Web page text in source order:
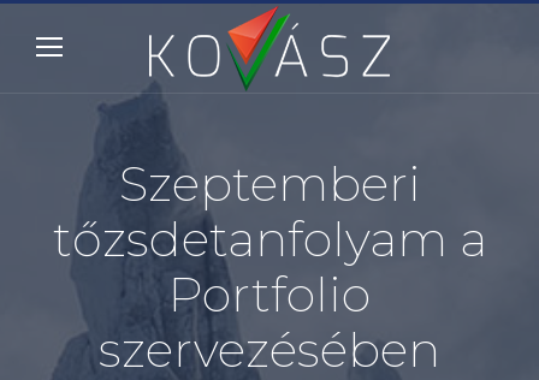
Szeptemberi
tőzsdetanfolyam a
Portfolio
szervezésében